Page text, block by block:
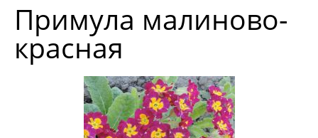
Примула малиново-
красная